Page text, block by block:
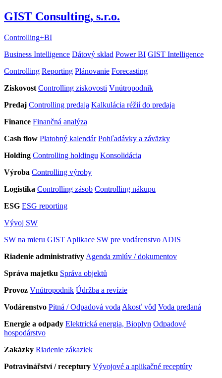
GIST Consulting, s.r.o.
Controlling+BI
Business Intelligence Dátový sklad Power BI GIST Intelligence
Controlling Reporting Plánovanie Forecasting
Ziskovost Controlling ziskovosti Vnútropodnik
Predaj Controlling predaja Kalkulácia réžií do predaja
Finance Finančná analýza
Cash flow Platobný kalendár Pohľadávky a záväzky
Holding Controlling holdingu Konsolidácia
Výroba Controlling výroby
Logistika Controlling zásob Controlling nákupu
ESG ESG reporting
Vývoj SW
SW na mieru GIST Aplikace SW pre vodárenstvo ADIS
Riadenie administratívy Agenda zmlúv / dokumentov
Správa majetku Správa objektů
Provoz Vnútropodnik Údržba a revízie
Vodárenstvo Pitná / Odpadová voda Akosť vôd Voda predaná
Energie a odpady Elektrická energia, Bioplyn Odpadové
hospodárstvo
Zakázky Riadenie zákaziek
Potravinářství / receptury Vývojové a aplikačné receptúry